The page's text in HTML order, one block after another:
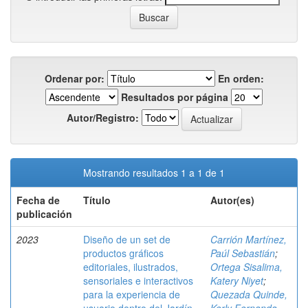
Ordenar por:
En orden:
Resultados por página
Autor/Registro:
Mostrando resultados 1 a 1 de 1
Fecha de
publicación
Título Autor(es)
2023
Diseño de un set de
productos gráficos
editoriales, ilustrados,
sensoriales e interactivos
para la experiencia de
Carrión Martínez,
Paúl Sebastián;
Ortega Sisalima,
Katery Niyet;
Quezada Quinde,